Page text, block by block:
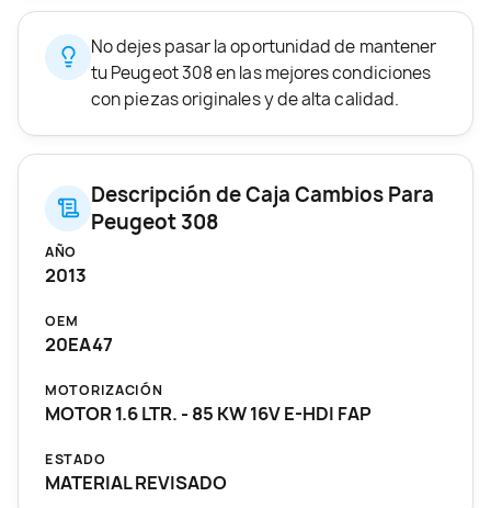
No dejes pasar la oportunidad de mantener
tu Peugeot 308 en las mejores condiciones
con piezas originales y de alta calidad.
Descripción de Caja Cambios Para
Peugeot 308
AÑO
2013
OEM
20EA47
MOTORIZACIÓN
MOTOR 1.6 LTR. - 85 KW 16V E-HDI FAP
ESTADO
MATERIAL REVISADO